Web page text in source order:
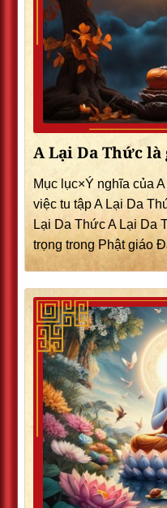
A Lại Da Thức là
Mục lục×Ý nghĩa của
việc tu tập A Lại Da
Lại Da Thức A Lại Da
trọng trong Phật giáo